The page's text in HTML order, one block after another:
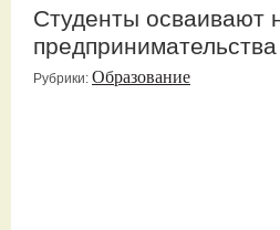
Студенты осваивают
предпринимательства
Рубрики: Образование